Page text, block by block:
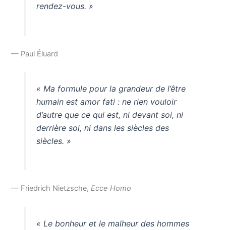
rendez-vous. »
— Paul Éluard
« Ma formule pour la grandeur de l’être
humain est amor fati : ne rien vouloir
d’autre que ce qui est, ni devant soi, ni
derrière soi, ni dans les siècles des
siècles. »
— Friedrich Nietzsche,Ecce Homo
« Le bonheur et le malheur des hommes